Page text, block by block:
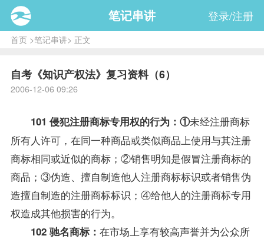
笔记串讲 登录/注册
首页>笔记串讲> 正文
自考《知识产权法》复习资料（6）
2006-12-06 09:26
101 侵犯注册商标专用权的行为：①未经注册商标
所有人许可，在同一种商品或类似商品上使用与其注册
商标相同或近似的商标；②销售明知是假冒注册商标的
商品；③伪造、擅自制造他人注册商标标识或者销售伪
造擅自制造的注册商标标识；④给他人的注册商标专用
权造成其他损害的行为。
102 驰名商标： 在市场上享有较高声誉并为公众所